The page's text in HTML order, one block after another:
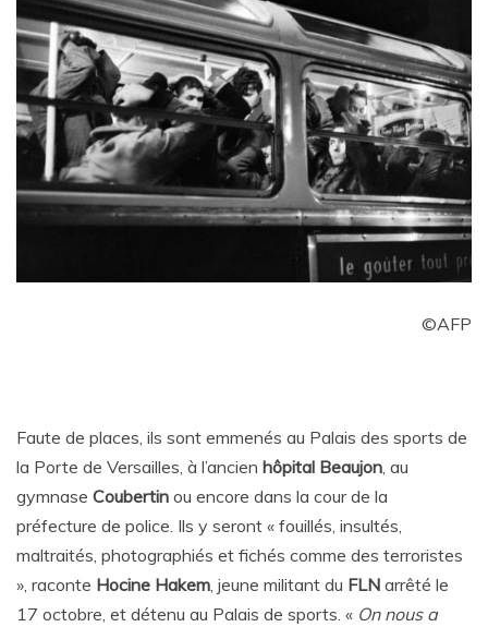
©AFP
Faute de places, ils sont emmenés au Palais des sports de
la Porte de Versailles, à l’ancien hôpital Beaujon, au
gymnase Coubertin ou encore dans la cour de la
préfecture de police. Ils y seront « fouillés, insultés,
maltraités, photographiés et fichés comme des terroristes
», raconte Hocine Hakem, jeune militant du FLN arrêté le
17 octobre, et détenu au Palais de sports. « On nous a